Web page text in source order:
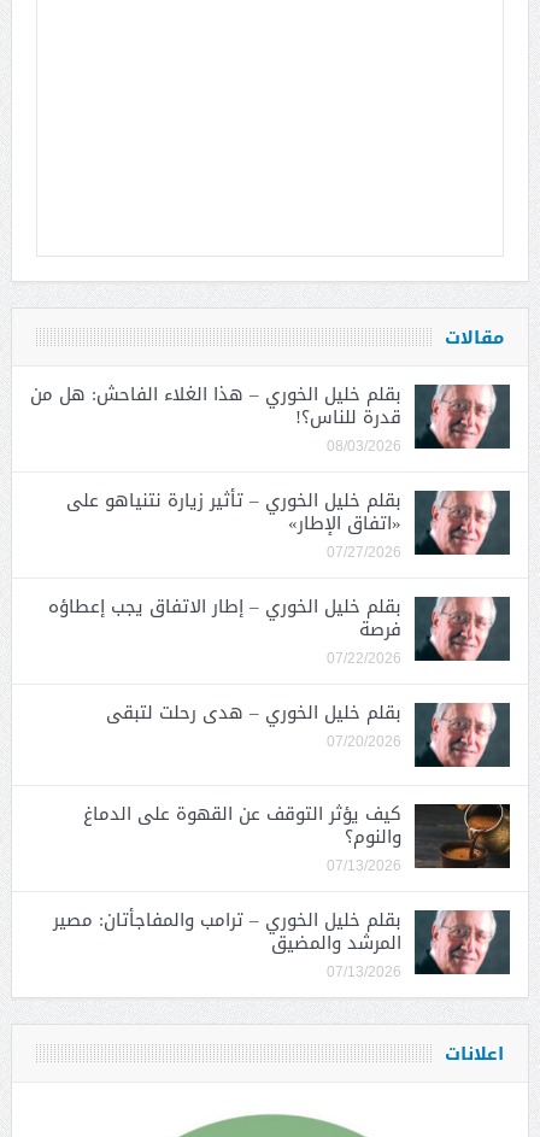
مقالات
بقلم خليل الخوري – هذا الغلاء الفاحش: هل من
قدرة للناس؟!
08/03/2026
بقلم خليل الخوري – تأثير زيارة نتنياهو على
«اتفاق الإطار»
07/27/2026
بقلم خليل الخوري – إطار الاتفاق يجب إعطاؤه
فرصة
07/22/2026
بقلم خليل الخوري – هدى رحلت لتبقى
07/20/2026
كيف يؤثر التوقف عن القهوة على الدماغ
والنوم؟
07/13/2026
بقلم خليل الخوري – ترامب والمفاجأتان: مصير
المرشد والمضيق
07/13/2026
اعلانات